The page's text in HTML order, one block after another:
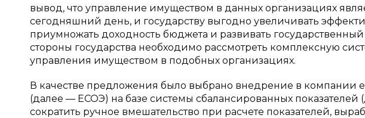
вывод, что управление имуществом в данных организациях
сегодняшний день, и государству выгодно увеличивать
приумножать доходность бюджета и развивать
стороны государства необходимо рассмотреть комплексную
управления имуществом в подобных организациях.
В качестве предложения было выбрано внедрение в компании
(далее — ЕСОЭ) на базе системы сбалансированных
сократить ручное вмешательство при расчете показателей,